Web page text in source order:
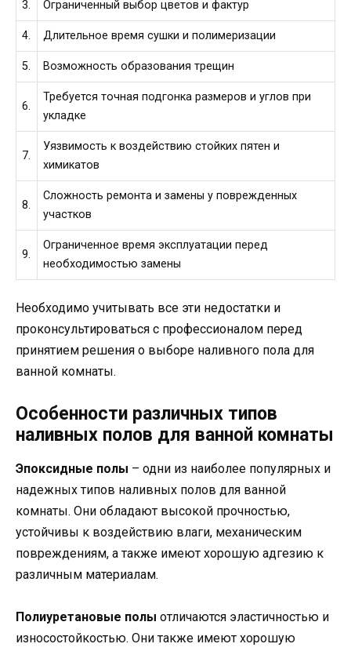
3. Ограниченный выбор цветов и фактур
4. Длительное время сушки и полимеризации
5. Возможность образования трещин
6.
Требуется точная подгонка размеров и углов при
укладке
7.
Уязвимость к воздействию стойких пятен и
химикатов
8.
Сложность ремонта и замены у поврежденных
участков
9.
Ограниченное время эксплуатации перед
необходимостью замены
Необходимо учитывать все эти недостатки и
проконсультироваться с профессионалом перед
принятием решения о выборе наливного пола для
ванной комнаты.
Особенности различных типов
наливных полов для ванной комнаты
Эпоксидные полы – одни из наиболее популярных и
надежных типов наливных полов для ванной
комнаты. Они обладают высокой прочностью,
устойчивы к воздействию влаги, механическим
повреждениям, а также имеют хорошую адгезию к
различным материалам.
Полиуретановые полы отличаются эластичностью и
износостойкостью. Они также имеют хорошую